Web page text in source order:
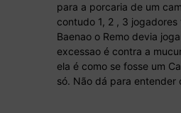
para a porcaria de um
contudo 1, 2 , 3
Baenao o Remo devia
excessao é contra a
ela é como se fosse um
só. Não dá para entender